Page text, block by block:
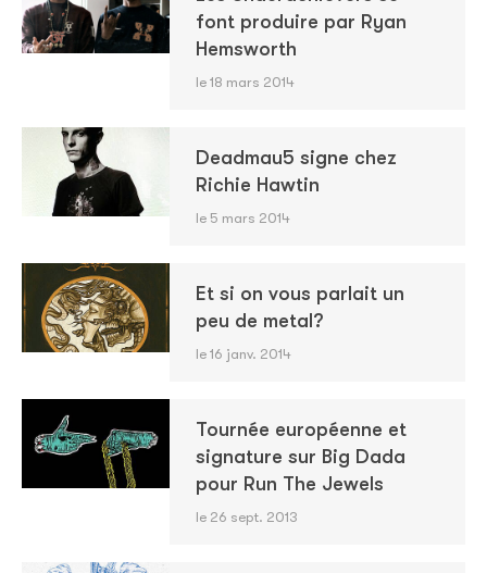
font produire par Ryan
Hemsworth
le 18 mars 2014
Deadmau5 signe chez
Richie Hawtin
le 5 mars 2014
Et si on vous parlait un
peu de metal?
le 16 janv. 2014
Tournée européenne et
signature sur Big Dada
pour Run The Jewels
le 26 sept. 2013